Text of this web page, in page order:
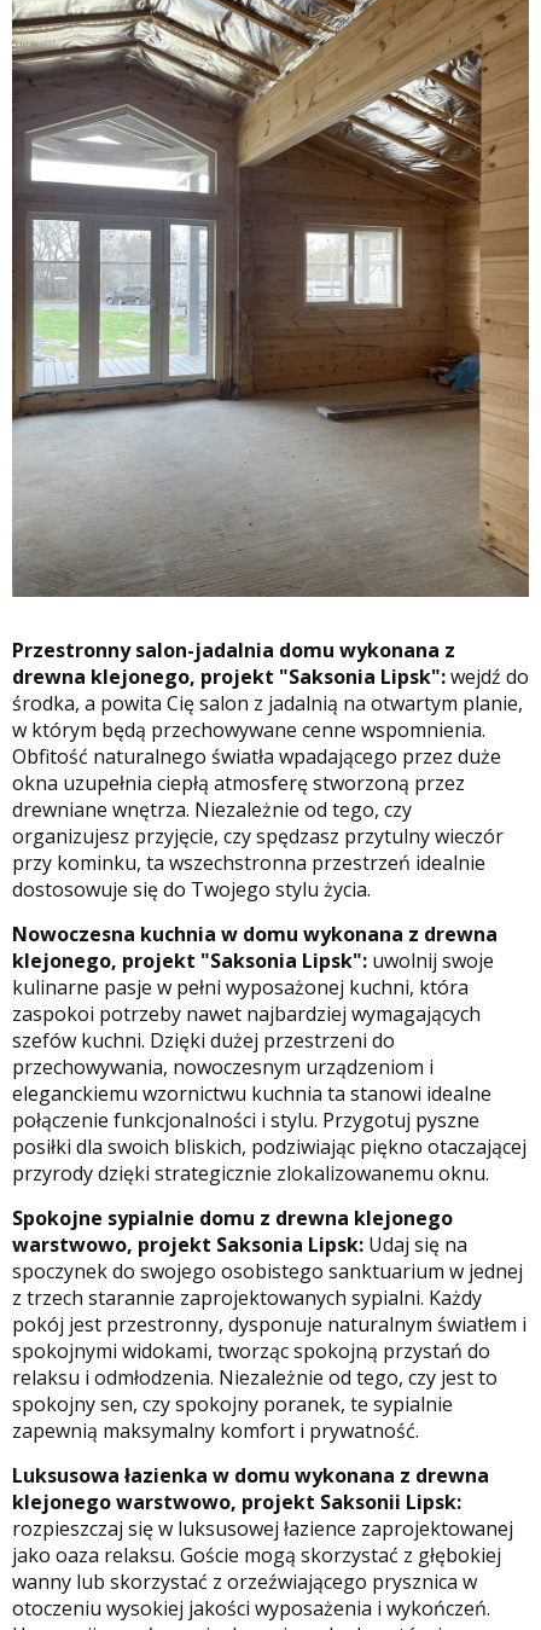
Przestronny salon-jadalnia domu wykonana z
drewna klejonego, projekt "Saksonia Lipsk":wejdź do
środka, a powita Cię salon z jadalnią na otwartym planie,
w którym będą przechowywane cenne wspomnienia.
Obfitość naturalnego światła wpadającego przez duże
okna uzupełnia ciepłą atmosferę stworzoną przez
drewniane wnętrza. Niezależnie od tego, czy
organizujesz przyjęcie, czy spędzasz przytulny wieczór
przy kominku, ta wszechstronna przestrzeń idealnie
dostosowuje się do Twojego stylu życia.
Nowoczesna kuchnia w domu wykonana z drewna
klejonego, projekt "Saksonia Lipsk": uwolnij swoje
kulinarne pasje w pełni wyposażonej kuchni, która
zaspokoi potrzeby nawet najbardziej wymagających
szefów kuchni. Dzięki dużej przestrzeni do
przechowywania, nowoczesnym urządzeniom i
eleganckiemu wzornictwu kuchnia ta stanowi idealne
połączenie funkcjonalności i stylu. Przygotuj pyszne
posiłki dla swoich bliskich, podziwiając piękno otaczającej
przyrody dzięki strategicznie zlokalizowanemu oknu.
Spokojne sypialnie domu z drewna klejonego
warstwowo, projekt Saksonia Lipsk: Udaj się na
spoczynek do swojego osobistego sanktuarium w jednej
z trzech starannie zaprojektowanych sypialni. Każdy
pokój jest przestronny, dysponuje naturalnym światłem i
spokojnymi widokami, tworząc spokojną przystań do
relaksu i odmłodzenia. Niezależnie od tego, czy jest to
spokojny sen, czy spokojny poranek, te sypialnie
zapewnią maksymalny komfort i prywatność.
Luksusowa łazienka w domu wykonana z drewna
klejonego warstwowo, projekt Saksonii Lipsk:
rozpieszczaj się w luksusowej łazience zaprojektowanej
jako oaza relaksu. Goście mogą skorzystać z głębokiej
wanny lub skorzystać z orzeźwiającego prysznica w
otoczeniu wysokiej jakości wyposażenia i wykończeń.